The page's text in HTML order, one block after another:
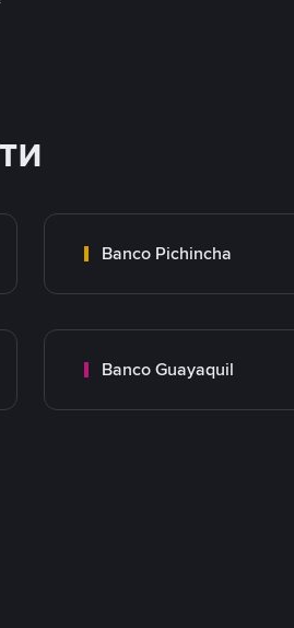
Banco Pichincha
Banco Guayaquil